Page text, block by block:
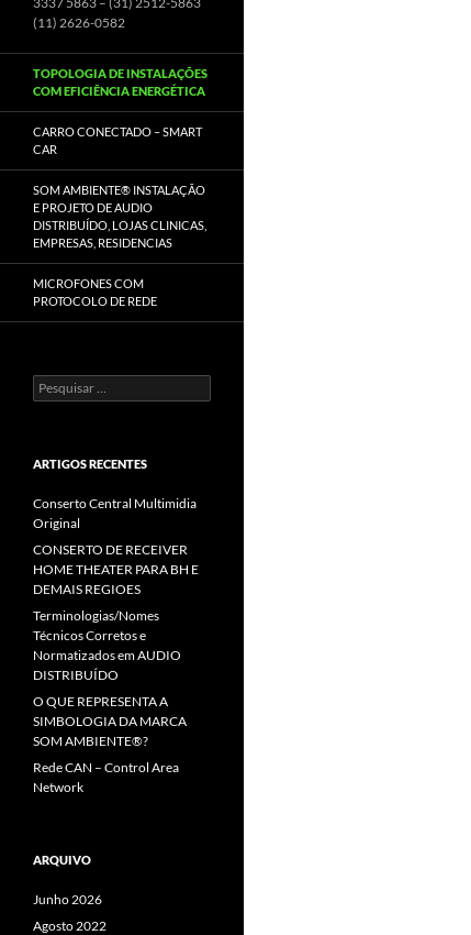
(11) 2626-0582
TOPOLOGIA DE INSTALAÇÕES
COM EFICIÊNCIA ENERGÉTICA
CARRO CONECTADO – SMART
CAR
SOM AMBIENTE® INSTALAÇÃO
E PROJETO DE AUDIO
DISTRIBUÍDO, LOJAS CLINICAS,
EMPRESAS, RESIDENCIAS
MICROFONES COM
PROTOCOLO DE REDE
Pesquisar
por:
ARTIGOS RECENTES
Conserto Central Multimidia
Original
CONSERTO DE RECEIVER
HOME THEATER PARA BH E
DEMAIS REGIOES
Terminologias/Nomes
Técnicos Corretos e
Normatizados em AUDIO
DISTRIBUÍDO
O QUE REPRESENTA A
SIMBOLOGIA DA MARCA
SOM AMBIENTE®?
Rede CAN – Control Area
Network
ARQUIVO
Junho 2026
Agosto 2022